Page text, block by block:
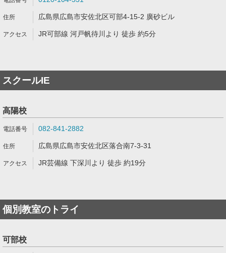
広島県広島市安佐北区可部4-15-2 廣砂ビル
JR可部線 河戸帆待川より 徒歩 約5分
スクールIE
高陽校
082-841-2882
広島県広島市安佐北区落合南7-3-31
JR芸備線 下深川より 徒歩 約19分
個別教室のトライ
可部校